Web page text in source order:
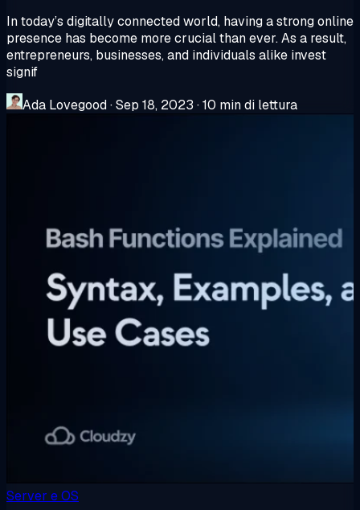
In today’s digitally connected world, having a strong online
presence has become more crucial than ever. As a result,
entrepreneurs, businesses, and individuals alike invest
signif
Ada Lovegood·Sep 18, 2023 ·10 min di lettura
Server e OS